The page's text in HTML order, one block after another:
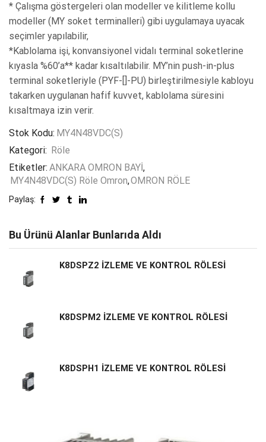
* Çalışma göstergeleri olan modeller ve kilitleme kollu
modeller (MY soket terminalleri) gibi uygulamaya uyacak
seçimler yapılabilir,
*Kablolama işi, konvansiyonel vidalı terminal soketlerine
kıyasla %60’a** kadar kısaltılabilir. MY’nin push-in-plus
terminal soketleriyle (PYF-[]-PU) birleştirilmesiyle kabloyu
takarken uygulanan hafif kuvvet, kablolama süresini
kısaltmaya izin verir.
Stok Kodu: MY4N48VDC(S)
Kategori: Röle
Etiketler: ANKARA OMRON BAYİ,
MY4N48VDC(S) Röle Omron,OMRON RÖLE
Paylaş:
Bu Ürünü Alanlar Bunlarıda Aldı
K8DSPZ2 İZLEME VE KONTROL RÖLESİ
K8DSPM2 İZLEME VE KONTROL RÖLESİ
K8DSPH1 İZLEME VE KONTROL RÖLESİ